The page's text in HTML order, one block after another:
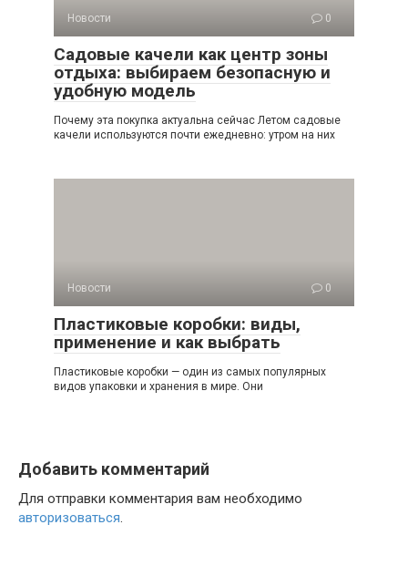
Новости 0
Садовые качели как центр зоны
отдыха: выбираем безопасную и
удобную модель
Почему эта покупка актуальна сейчас Летом садовые
качели используются почти ежедневно: утром на них
Новости 0
Пластиковые коробки: виды,
применение и как выбрать
Пластиковые коробки — один из самых популярных
видов упаковки и хранения в мире. Они
Добавить комментарий
Для отправки комментария вам необходимо
авторизоваться.